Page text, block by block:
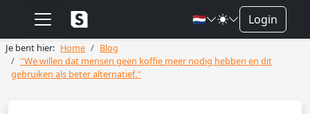
🇳🇱 Login
Je bent hier: Home
Blog
''We willen dat mensen geen koffie meer nodig hebben en dit
gebruiken als beter alternatief.''